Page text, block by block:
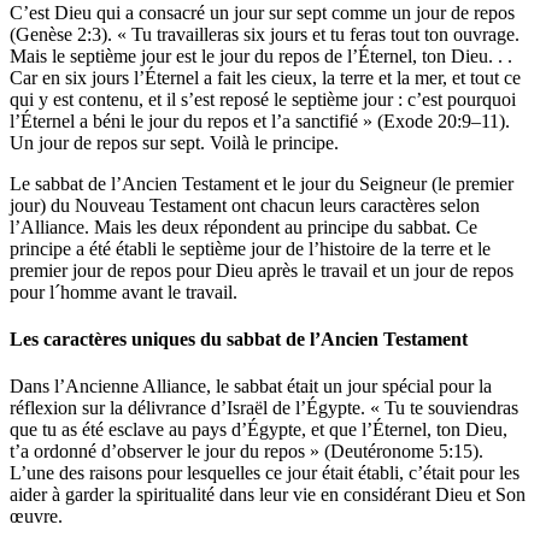
C’est Dieu qui a consacré un jour sur sept comme un jour de repos
(Genèse 2:3). « Tu travailleras six jours et tu feras tout ton ouvrage.
Mais le septième jour est le jour du repos de l’Éternel, ton Dieu. . .
Car en six jours l’Éternel a fait les cieux, la terre et la mer, et tout ce
qui y est contenu, et il s’est reposé le septième jour : c’est pourquoi
l’Éternel a béni le jour du repos et l’a sanctifié » (Exode 20:9–11).
Un jour de repos sur sept. Voilà le principe.
Le sabbat de l’Ancien Testament et le jour du Seigneur (le premier
jour) du Nouveau Testament ont chacun leurs caractères selon
l’Alliance. Mais les deux répondent au principe du sabbat. Ce
principe a été établi le septième jour de l’histoire de la terre et le
premier jour de repos pour Dieu après le travail et un jour de repos
pour l´homme avant le travail.
Les caractères uniques du sabbat de l’Ancien Testament
Dans l’Ancienne Alliance, le sabbat était un jour spécial pour la
réflexion sur la délivrance d’Israël de l’Égypte. « Tu te souviendras
que tu as été esclave au pays d’Égypte, et que l’Éternel, ton Dieu,
t’a ordonné d’observer le jour du repos » (Deutéronome 5:15).
L’une des raisons pour lesquelles ce jour était établi, c’était pour les
aider à garder la spiritualité dans leur vie en considérant Dieu et Son
œuvre.